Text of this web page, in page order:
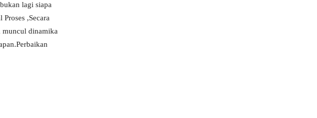
lagi siapa
,Secara
muncul dinamika